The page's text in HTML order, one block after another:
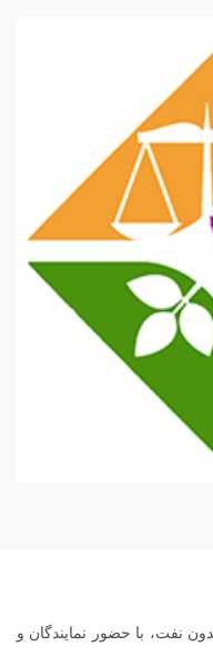
نفت، با حضور نمایندگان و